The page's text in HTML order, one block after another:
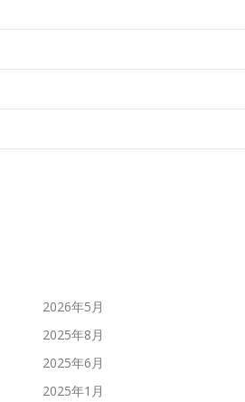
2026年5月
2025年8月
2025年6月
2025年1月